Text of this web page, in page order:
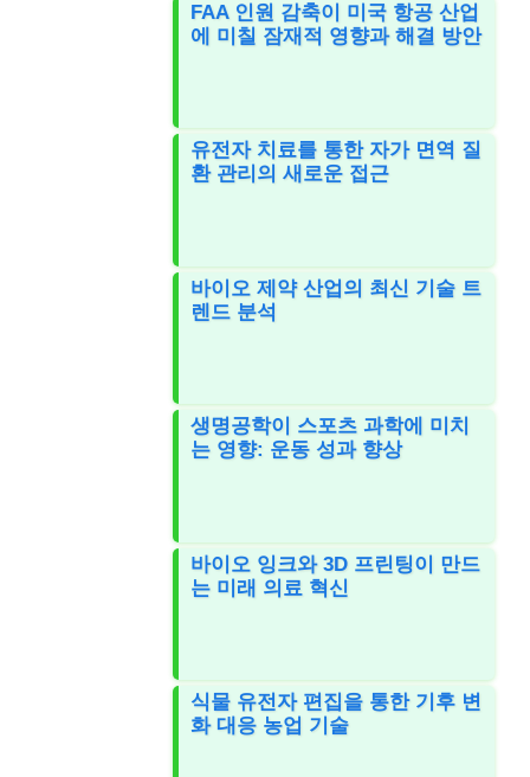
FAA 인원 감축이 미국 항공 산업
에 미칠 잠재적 영향과 해결 방안
유전자 치료를 통한 자가 면역 질
환 관리의 새로운 접근
바이오 제약 산업의 최신 기술 트
렌드 분석
생명공학이 스포츠 과학에 미치
는 영향: 운동 성과 향상
바이오 잉크와 3D 프린팅이 만드
는 미래 의료 혁신
식물 유전자 편집을 통한 기후 변
화 대응 농업 기술